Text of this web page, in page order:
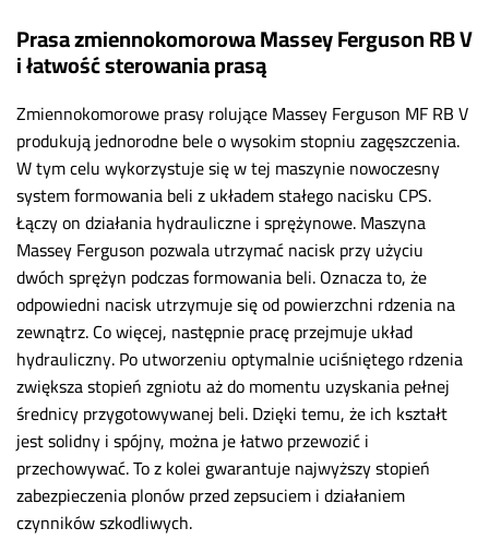
Prasa zmiennokomorowa Massey Ferguson RB V
i łatwość sterowania prasą
Zmiennokomorowe prasy rolujące Massey Ferguson MF RB V
produkują jednorodne bele o wysokim stopniu zagęszczenia.
W tym celu wykorzystuje się w tej maszynie nowoczesny
system formowania beli z układem stałego nacisku CPS.
Łączy on działania hydrauliczne i sprężynowe. Maszyna
Massey Ferguson pozwala utrzymać nacisk przy użyciu
dwóch sprężyn podczas formowania beli. Oznacza to, że
odpowiedni nacisk utrzymuje się od powierzchni rdzenia na
zewnątrz. Co więcej, następnie pracę przejmuje układ
hydrauliczny. Po utworzeniu optymalnie uciśniętego rdzenia
zwiększa stopień zgniotu aż do momentu uzyskania pełnej
średnicy przygotowywanej beli. Dzięki temu, że ich kształt
jest solidny i spójny, można je łatwo przewozić i
przechowywać. To z kolei gwarantuje najwyższy stopień
zabezpieczenia plonów przed zepsuciem i działaniem
czynników szkodliwych.